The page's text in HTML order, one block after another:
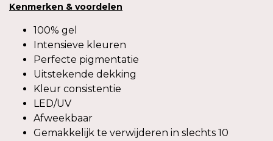
Kenmerken & voordelen
100% gel
Intensieve kleuren
Perfecte pigmentatie
Uitstekende dekking
Kleur consistentie
LED/UV
Afweekbaar
Gemakkelijk te verwijderen in slechts 10